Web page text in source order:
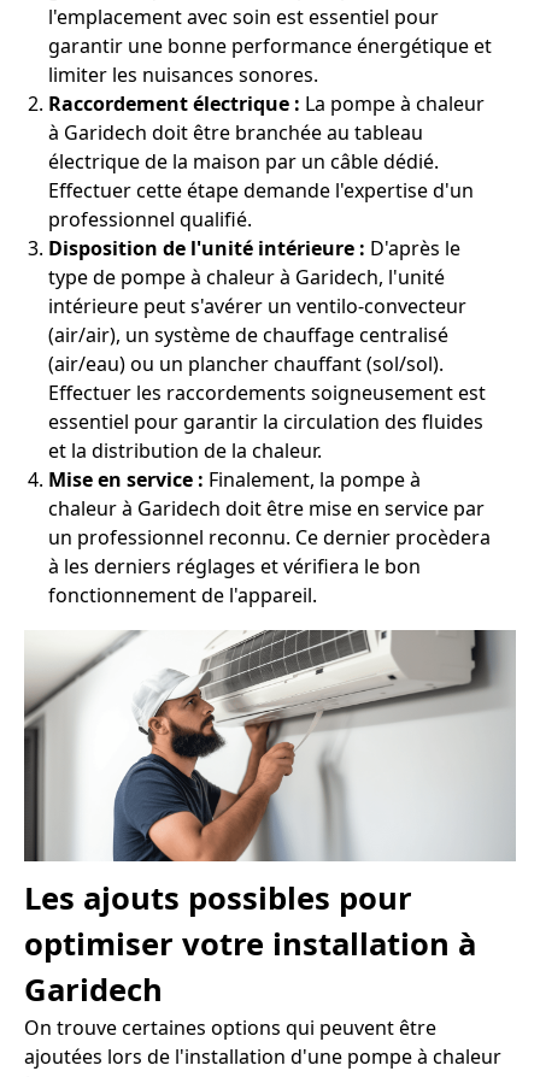
l'emplacement avec soin est essentiel pour
garantir une bonne performance énergétique et
limiter les nuisances sonores.
Raccordement électrique : La pompe à chaleur
à Garidech doit être branchée au tableau
électrique de la maison par un câble dédié.
Effectuer cette étape demande l'expertise d'un
professionnel qualifié.
Disposition de l'unité intérieure : D'après le
type de pompe à chaleur à Garidech, l'unité
intérieure peut s'avérer un ventilo-convecteur
(air/air), un système de chauffage centralisé
(air/eau) ou un plancher chauffant (sol/sol).
Effectuer les raccordements soigneusement est
essentiel pour garantir la circulation des fluides
et la distribution de la chaleur.
Mise en service : Finalement, la pompe à
chaleur à Garidech doit être mise en service par
un professionnel reconnu. Ce dernier procèdera
à les derniers réglages et vérifiera le bon
fonctionnement de l'appareil.
Les ajouts possibles pour
optimiser votre installation à
Garidech
On trouve certaines options qui peuvent être
ajoutées lors de l'installation d'une pompe à chaleur